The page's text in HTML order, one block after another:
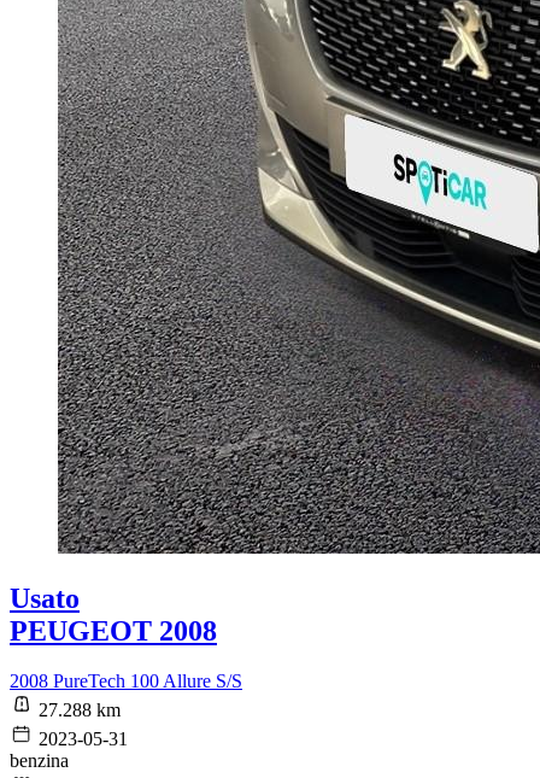
Usato
PEUGEOT 2008
2008 PureTech 100 Allure S/S
27.288 km
2023-05-31
benzina